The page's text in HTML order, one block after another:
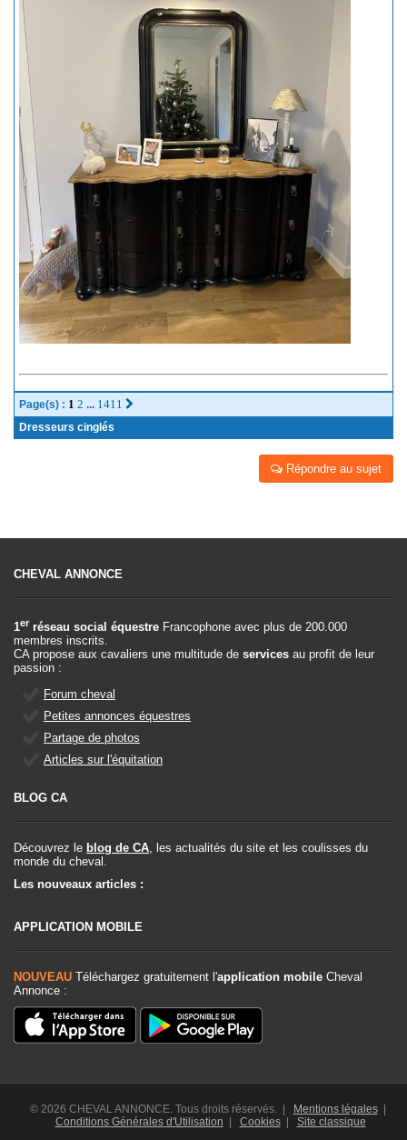
Page(s) : 1 2 ... 1411
Dresseurs cinglés
Répondre au sujet
CHEVAL ANNONCE
1er réseau social équestre Francophone avec plus de 200.000
membres inscrits.
CA propose aux cavaliers une multitude de services au profit de leur
passion :
Forum cheval
Petites annonces équestres
Partage de photos
Articles sur l'équitation
BLOG CA
Découvrez le blog de CA , les actualités du site et les coulisses du
monde du cheval.
Les nouveaux articles :
APPLICATION MOBILE
NOUVEAU Téléchargez gratuitement l'application mobile Cheval
Annonce :
© 2026 CHEVAL ANNONCE. Tous droits réservés. | Mentions légales|
Conditions Générales d'Utilisation | Cookies| Site classique